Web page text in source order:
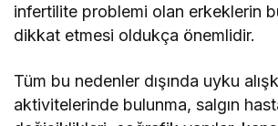
infertilite problemi olan erkeklerin
dikkat etmesi oldukça önemlidir.
Tüm bu nedenler dışında uyku
aktivitelerinde bulunma, salgın